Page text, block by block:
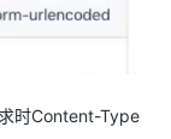
时Content-Type